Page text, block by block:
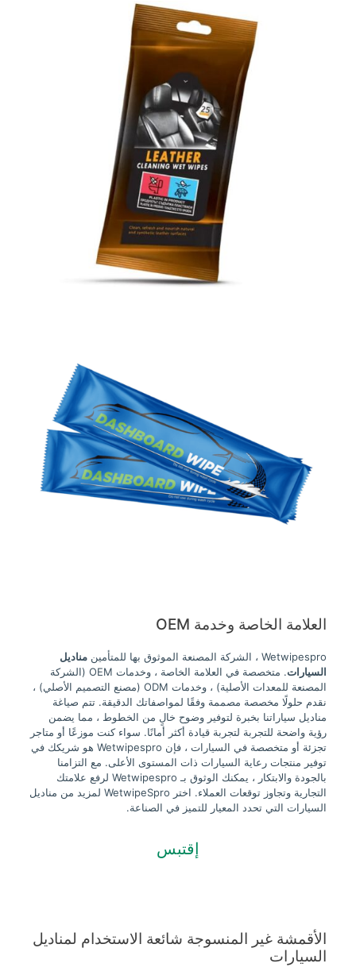
العلامة الخاصة وخدمة OEM
Wetwipespro ، الشركة المصنعة الموثوق بها للمتأمين
مناديل
السيارات
. متخصصة في العلامة الخاصة ، وخدمات OEM (الشركة
المصنعة للمعدات الأصلية) ، وخدمات ODM (مصنع التصميم الأصلي) ،
نقدم حلولًا مخصصة مصممة وفقًا لمواصفاتك الدقيقة. تتم صياغة
مناديل سياراتنا بخبرة لتوفير وضوح خالٍ من الخطوط ، مما يضمن
رؤية واضحة للتجربة لتجربة قيادة أكثر أمانًا. سواء كنت موزعًا أو متاجر
تجزئة أو متخصصة في السيارات ، فإن Wetwipespro هو شريكك في
توفير منتجات رعاية السيارات ذات المستوى الأعلى. مع التزامنا
بالجودة والابتكار ، يمكنك الوثوق بـ Wetwipespro لرفع علامتك
التجارية وتجاوز توقعات العملاء. اختر WetwipeSpro لمزيد من مناديل
السيارات التي تحدد المعيار للتميز في الصناعة.
إقتبس
الأقمشة غير المنسوجة شائعة الاستخدام لمناديل
السيارات